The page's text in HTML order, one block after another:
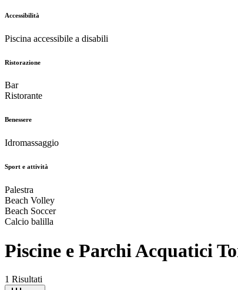
Accessibilità
Piscina accessibile a disabili
Ristorazione
Bar
Ristorante
Benessere
Idromassaggio
Sport e attività
Palestra
Beach Volley
Beach Soccer
Calcio balilla
Piscine e Parchi Acquatici
1 Risultati